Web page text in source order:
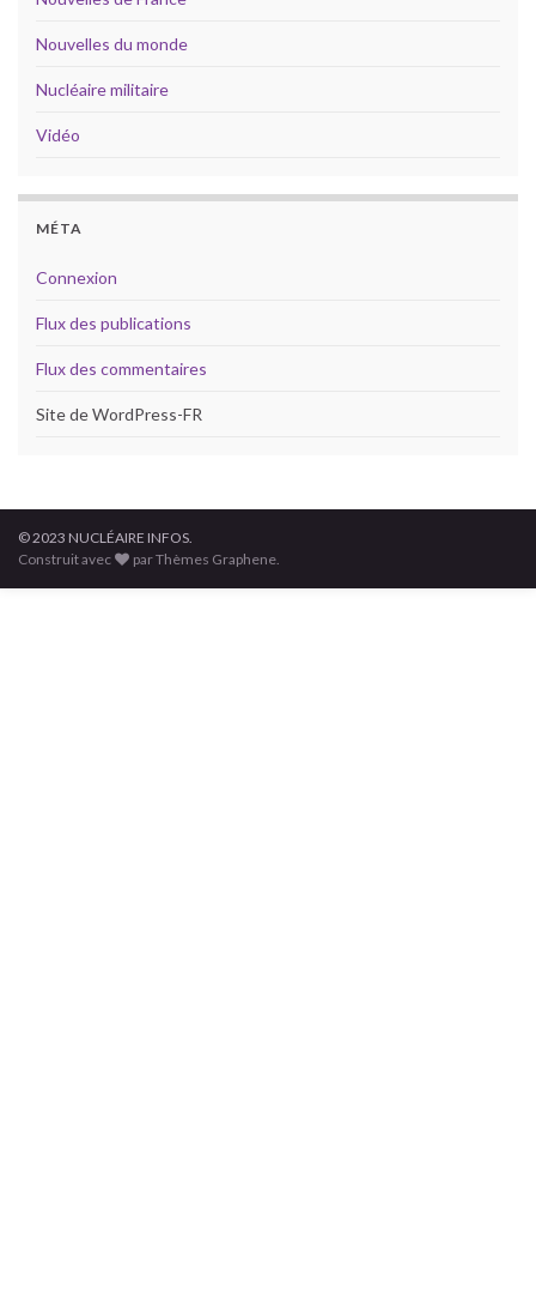
Nouvelles du monde
Nucléaire militaire
Vidéo
MÉTA
Connexion
Flux des publications
Flux des commentaires
Site de WordPress-FR
© 2023 NUCLÉAIRE INFOS.
Construit avec
par Thèmes Graphene.